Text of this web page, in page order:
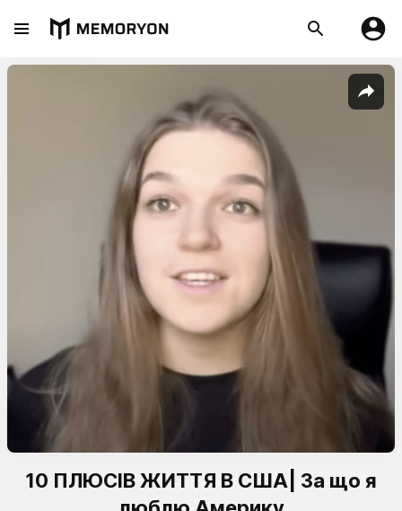
10 ПЛЮСІВ ЖИТТЯ В США| За що я